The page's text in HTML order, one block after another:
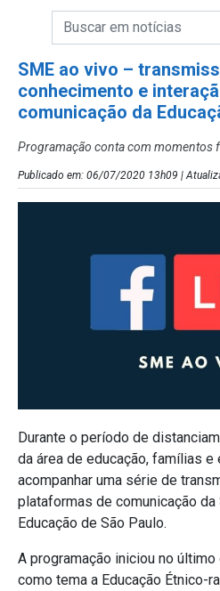
Campo de
Campo de Busca de
SME ao vivo –
conhecimento e
comunicação da
Programação conta com momentos
Publicado em: 06/07/2020 13h09 |
Durante o período de
da área de educação, famílias
acompanhar uma série de
plataformas de comunicação
Educação de São Paulo.
A programação iniciou no
como tema a Educação Étnico-